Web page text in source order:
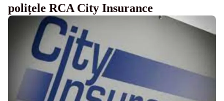
polițele RCA City Insurance